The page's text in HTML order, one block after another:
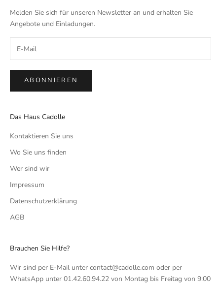
Melden Sie sich für unseren Newsletter an und erhalten Sie
Angebote und Einladungen.
ABONNIEREN
Das Haus Cadolle
Kontaktieren Sie uns
Wo Sie uns finden
Wer sind wir
Impressum
Datenschutzerklärung
AGB
Brauchen Sie Hilfe?
Wir sind per E-Mail unter contact@cadolle.com oder per
WhatsApp unter 01.42.60.94.22 von Montag bis Freitag von 9:00